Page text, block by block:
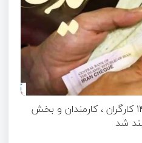
مبلغ و زمان واریز عیدی ۱۴۰۵ کارگران ، کارمندان و بخش
شد